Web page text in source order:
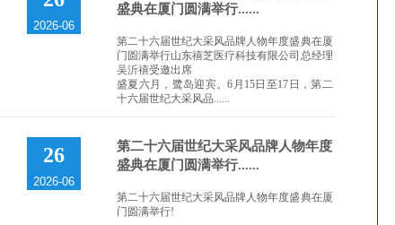
2026-06
盛典在厦门圆满举行......
第二十六届世纪大采风品牌人物年度盛典在厦
门圆满举行山东禧芝医疗科技有限公司总经理
吴沂禧受邀出席
盛夏六月，鹭岛迎宾。6月15日至17日，第二
十六届世纪大采风品......
26
2026-06
第二十六届世纪大采风品牌人物年度
盛典在厦门圆满举行......
第二十六届世纪大采风品牌人物年度盛典在厦
门圆满举行!